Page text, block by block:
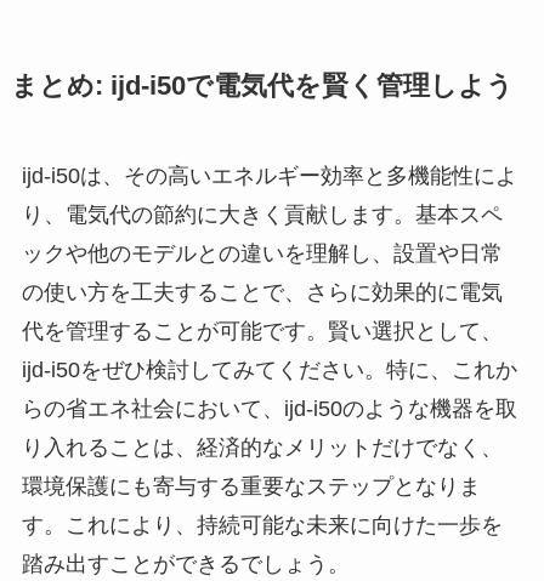
まとめ: ijd-i50で電気代を賢く管理しよう
ijd-i50は、その高いエネルギー効率と多機能性によ
り、電気代の節約に大きく貢献します。基本スペ
ックや他のモデルとの違いを理解し、設置や日常
の使い方を工夫することで、さらに効果的に電気
代を管理することが可能です。賢い選択として、
ijd-i50をぜひ検討してみてください。特に、これか
らの省エネ社会において、ijd-i50のような機器を取
り入れることは、経済的なメリットだけでなく、
環境保護にも寄与する重要なステップとなりま
す。これにより、持続可能な未来に向けた一歩を
踏み出すことができるでしょう。